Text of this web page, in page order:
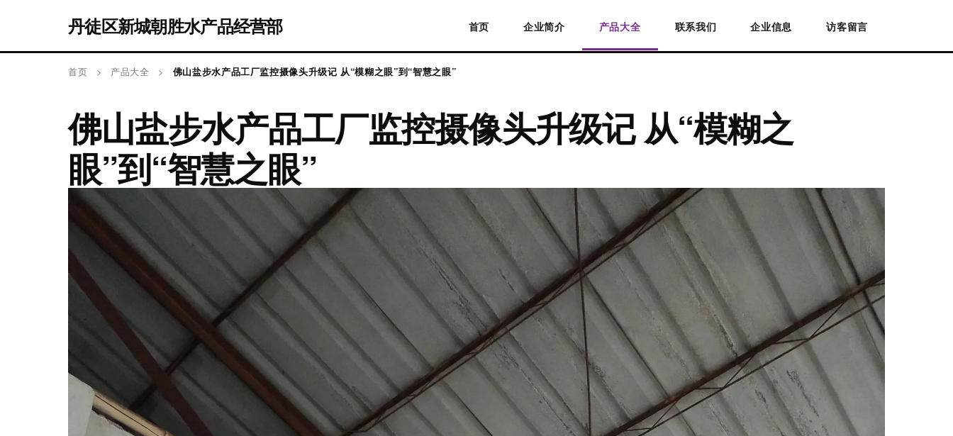
丹徒区新城朝胜水产品经营部 首页 企业简介 产品大全 联系我们 企业信息 访客留言
首页 > 产品大全 > 佛山盐步水产品工厂监控摄像头升级记 从“模糊之眼”到“智慧之眼”
佛山盐步水产品工厂监控摄像头升级记 从“模糊之
眼”到“智慧之眼”